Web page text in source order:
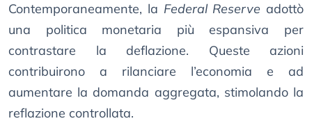
Contemporaneamente, la Federal Reserve adottò
una politica monetaria più espansiva per
contrastare la deflazione. Queste azioni
contribuirono a rilanciare l’economia e ad
aumentare la domanda aggregata, stimolando la
reflazione controllata.